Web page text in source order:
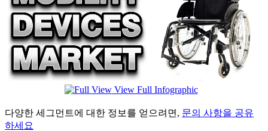
View Full Infographic
다양한 세그먼트에 대한 정보를 얻으려면, 문의 사항을 공유
하세요